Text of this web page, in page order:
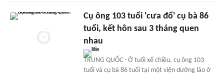
Cụ ông 103 tuổi 'cưa đổ' cụ bà 86
tuổi, kết hôn sau 3 tháng quen
nhau
TRUNG QUỐC - Ở tuổi xế chiều, cụ ông 103
tuổi và cụ bà 86 tuổi tại một viện dưỡng lão ở